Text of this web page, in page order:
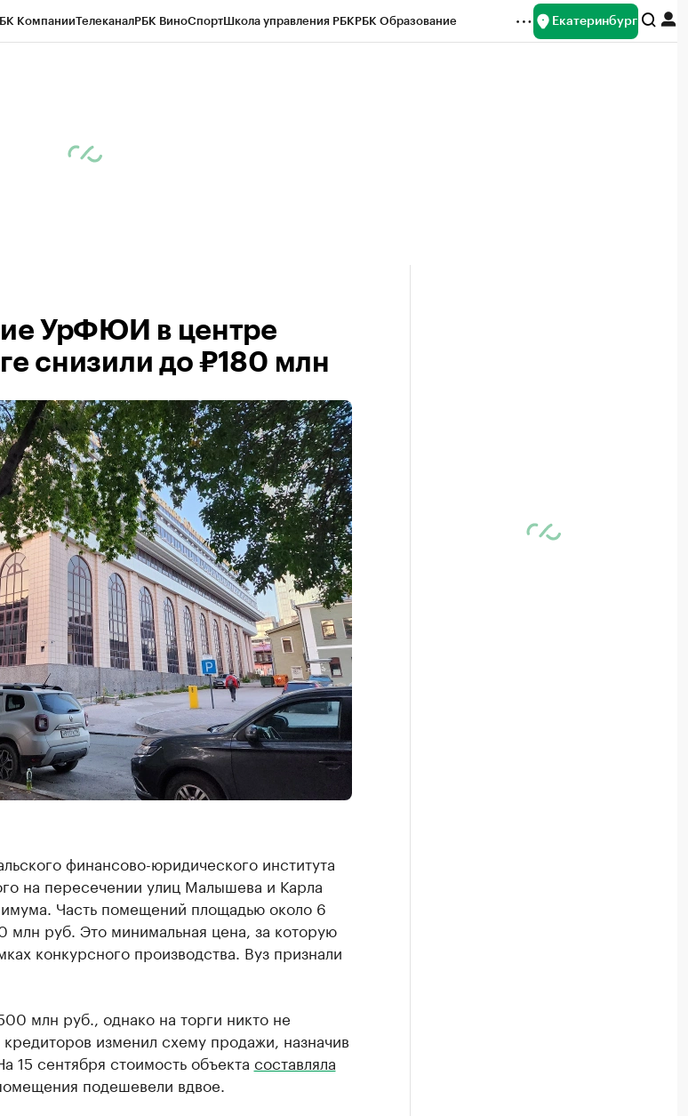
КомпанииТелеканалРБК ВиноСпортШкола управления РБКРБК Образование Екатеринбург
УрФЮИ в центре
снизили до ₽180 млн
финансово-юридического института
на пересечении улиц Малышева и Карла
Часть помещений площадью около 6
млн руб. Это минимальная цена, за которую
конкурсного производства. Вуз признали
млн руб., однако на торги никто не
изменил схему продажи, назначив
15 сентября стоимость объекта составляла
подешевели вдвое.